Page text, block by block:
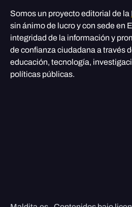
Somos un proyecto editorial de la
sin ánimo de lucro y con sede en
integridad de la información y
de confianza ciudadana a través
educación, tecnología,
políticas públicas.